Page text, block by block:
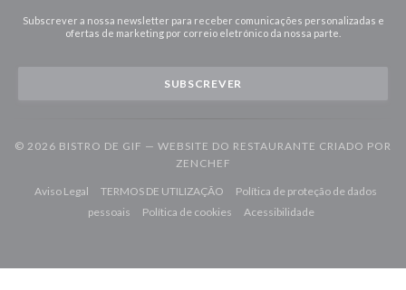
Subscrever a nossa newsletter para receber comunicações personalizadas e
ofertas de marketing por correio eletrónico da nossa parte.
SUBSCREVER
© 2026 BISTRO DE GIF — WEBSITE DO RESTAURANTE CRIADO POR
ZENCHEF
Aviso Legal((abre numa nova janela))
TERMOS DE UTILIZAÇÃO((abre numa nova janela))
Política de proteção de dados
pessoais((abre numa nova janela))
Política de cookies((abre numa nova janela))
Acessibilidade((abre numa nova